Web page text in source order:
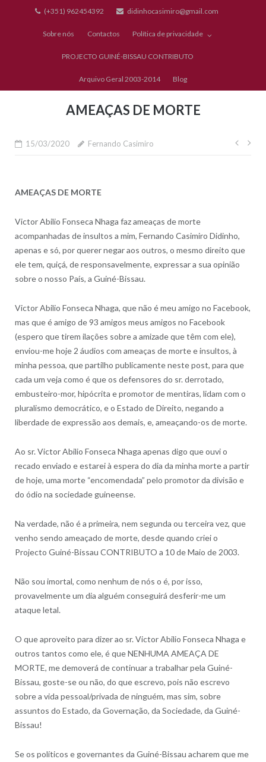
(+351) 962454392 didinhocasimiro@gmail.com
Sobre nós Contactos Política de privacidade
PROJECTO GUINÉ-BISSAU CONTRIBUTO
Arquivo Geral 2003-2014 Blog
AMEAÇAS DE MORTE
15/03/2020 Fernando Casimiro
AMEAÇAS DE MORTE
Victor Abilio Fonseca Nhaga faz ameaças de morte
acompanhadas de insultos a mim, Fernando Casimiro Didinho,
apenas e só, por querer negar aos outros, o mesmo direito que
ele tem, quiçá, de responsavelmente, expressar a sua opinião
sobre o nosso País, a Guiné-Bissau.
Victor Abilio Fonseca Nhaga, que não é meu amigo no Facebook,
mas que é amigo de 93 amigos meus amigos no Facebook
(espero que tirem ilações sobre a amizade que têm com ele),
enviou-me hoje 2 áudios com ameaças de morte e insultos, à
minha pessoa, que partilho publicamente neste post, para que
cada um veja como é que os defensores do sr. derrotado,
embusteiro-mor, hipócrita e promotor de mentiras, lidam com o
pluralismo democrático, e o Estado de Direito, negando a
liberdade de expressão aos demais, e, ameaçando-os de morte.
Ao sr. Victor Abilio Fonseca Nhaga apenas digo que ouvi o
recado enviado e estarei à espera do dia da minha morte a partir
de hoje, uma morte “encomendada” pelo promotor da divisão e
do ódio na sociedade guineense.
Na verdade, não é a primeira, nem segunda ou terceira vez, que
venho sendo ameaçado de morte, desde quando criei o
Projecto Guiné-Bissau CONTRIBUTO a 10 de Maio de 2003.
Não sou imortal, como nenhum de nós o é, por isso,
provavelmente um dia alguém conseguirá desferir-me um
ataque letal.
O que aproveito para dizer ao sr. Victor Abilio Fonseca Nhaga e
outros tantos como ele, é que NENHUMA AMEAÇA DE
MORTE, me demoverá de continuar a trabalhar pela Guiné-
Bissau, goste-se ou não, do que escrevo, pois não escrevo
sobre a vida pessoal/privada de ninguém, mas sim, sobre
assuntos do Estado, da Governação, da Sociedade, da Guiné-
Bissau!
Se os políticos e governantes da Guiné-Bissau acharem que me